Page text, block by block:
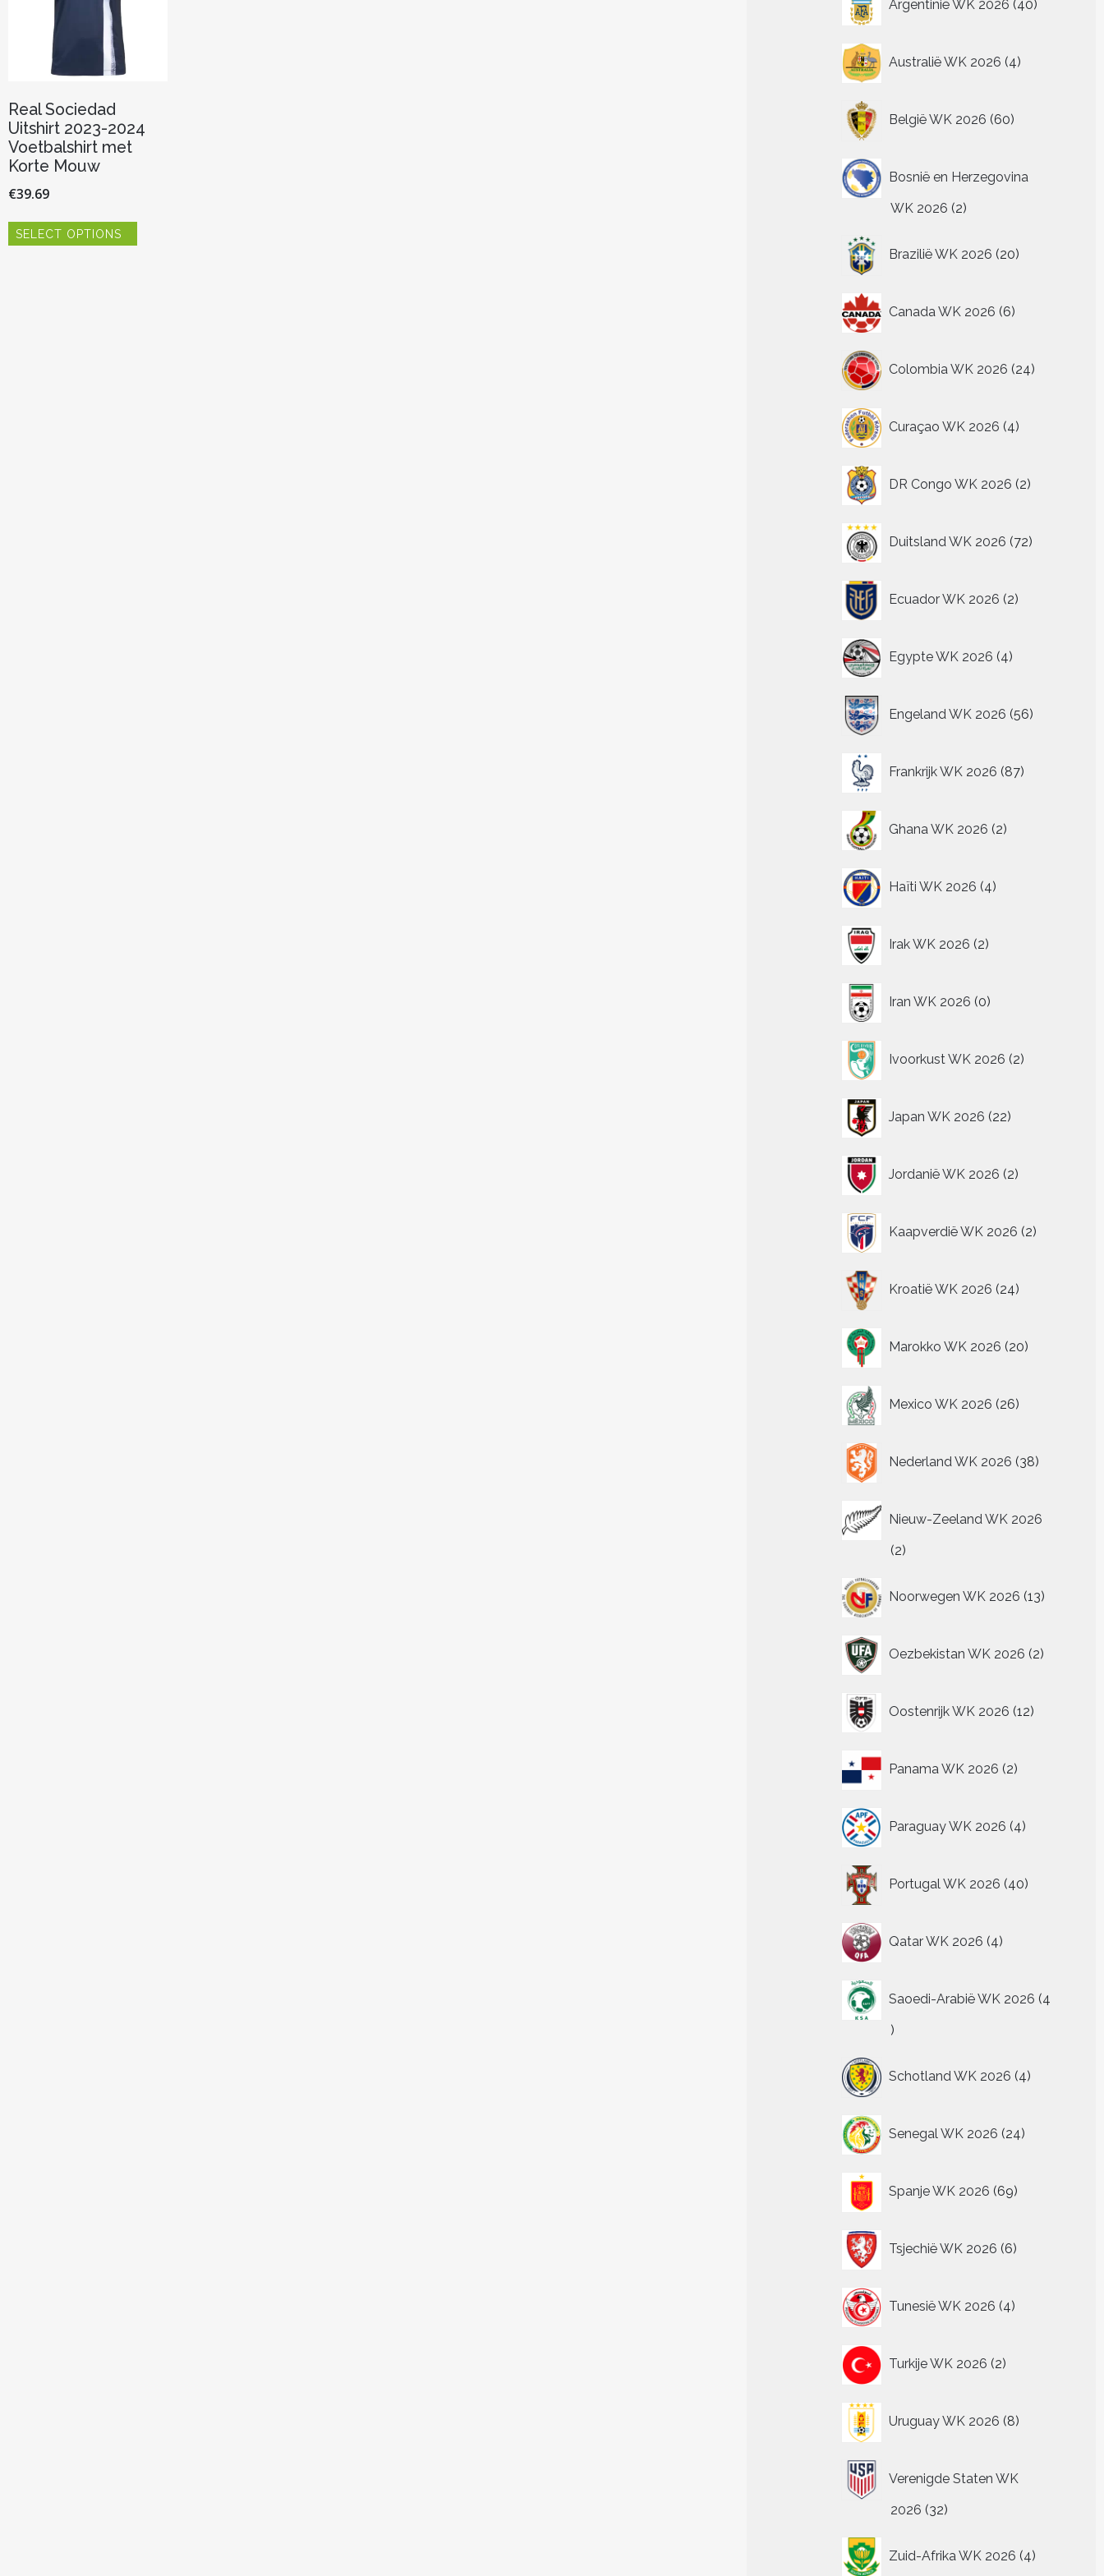
Real Sociedad
Uitshirt 2023-2024
Voetbalshirt met
Korte Mouw
€39.69
SELECT OPTIONS
Argentinië WK 2026 40
producten
Australië WK 2026 4
producten
België WK 2026 60
producten
Bosnië en Herzegovina
WK 2026 22
Brazilië WK 2026 20
producten
Canada WK 2026 6
producten
Colombia WK 2026 24
producten
Curaçao WK 2026 4
producten
DR Congo WK 2026 2
producten
Duitsland WK 2026 72
producten
Ecuador WK 2026 2
producten
Egypte WK 2026 4
producten
Engeland WK 2026 56
producten
Frankrijk WK 2026 87
producten
Ghana WK 2026 2
producten
Haïti WK 2026 4
producten
Irak WK 2026 2
producten
Iran WK 2026 0
producten
Ivoorkust WK 2026 2
producten
Japan WK 2026 22
producten
Jordanië WK 2026 2
producten
Kaapverdië WK 2026 2
producten
Kroatië WK 2026 24
producten
Marokko WK 2026 20
producten
Mexico WK 2026 26
producten
Nederland WK 2026 38
producten
Nieuw-Zeeland WK 2026
22
Noorwegen WK 2026 13
producten
Oezbekistan WK 2026 2
producten
Oostenrijk WK 2026 12
producten
Panama WK 2026 2
producten
Paraguay WK 2026 4
producten
Portugal WK 2026 40
producten
Qatar WK 2026 4
producten
Saoedi-Arabië WK 2026 4
4
Schotland WK 2026 4
producten
Senegal WK 2026 24
producten
Spanje WK 2026 69
producten
Tsjechië WK 2026 6
producten
Tunesië WK 2026 4
producten
Turkije WK 2026 2
producten
Uruguay WK 2026 8
producten
Verenigde Staten WK
2026 3232
Zuid-Afrika WK 2026 4
producten